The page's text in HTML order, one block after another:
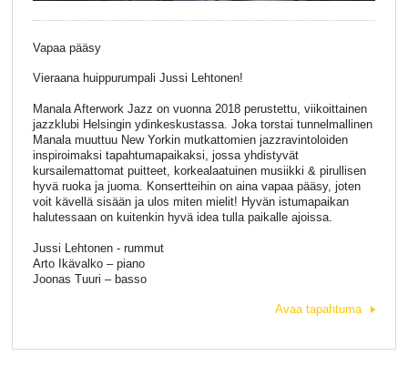
Vapaa pääsy
Vieraana huippurumpali Jussi Lehtonen!
Manala Afterwork Jazz on vuonna 2018 perustettu, viikoittainen
jazzklubi Helsingin ydinkeskustassa. Joka torstai tunnelmallinen
Manala muuttuu New Yorkin mutkattomien jazzravintoloiden
inspiroimaksi tapahtumapaikaksi, jossa yhdistyvät
kursailemattomat puitteet, korkealaatuinen musiikki & pirullisen
hyvä ruoka ja juoma. Konsertteihin on aina vapaa pääsy, joten
voit kävellä sisään ja ulos miten mielit! Hyvän istumapaikan
halutessaan on kuitenkin hyvä idea tulla paikalle ajoissa.
Jussi Lehtonen - rummut
Arto Ikävalko – piano
Joonas Tuuri – basso
Avaa tapahtuma